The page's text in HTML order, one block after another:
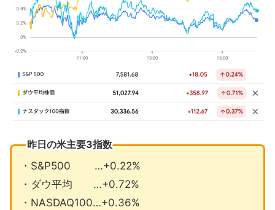
スペースＸ米宇宙軍から41.6億ドル受
注
6月の注目イベントについて
まとめ
昨日の米主要3指数
・S&P500 …+0.22%
・ダウ平均 …+0.72%
・NASDAQ100…+0.36%